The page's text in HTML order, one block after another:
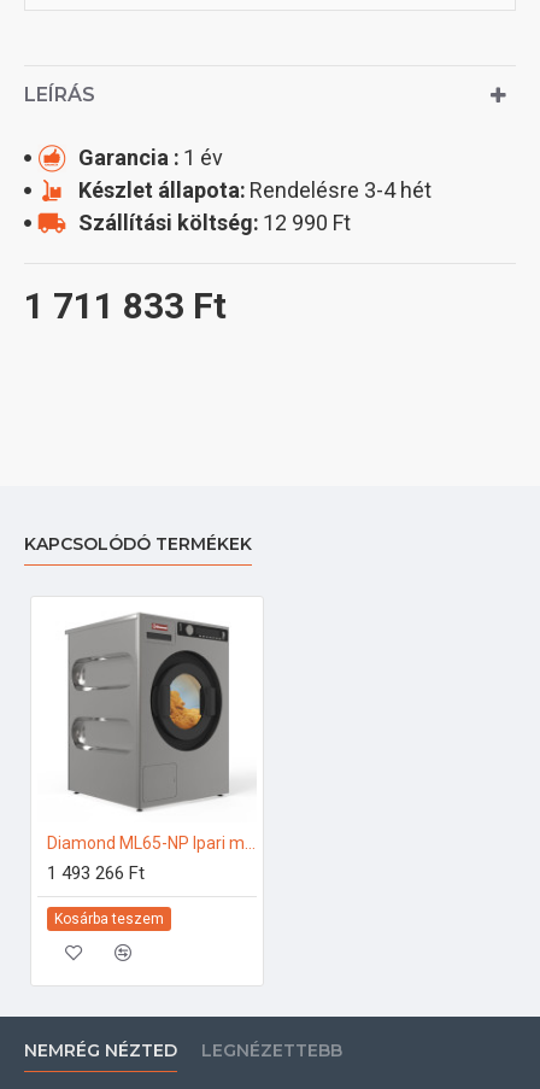
LEÍRÁS
1 711 833 Ft
Garancia : 1 év
Készlet állapota: Rendelésre 3-4 hét
Szállítási költség: 12 990 Ft
KAPCSOLÓDÓ TERMÉKEK
1 493 266 Ft
Kosárba teszem
NEMRÉG NÉZTED LEGNÉZETTEBB